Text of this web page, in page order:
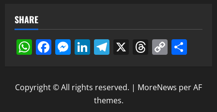
SHARE
WhatsApp
Facebook
Messenger
LinkedIn
Telegram
X Threads
Copy
Link
Copyright © All rights reserved. | MoreNews per AF
themes.